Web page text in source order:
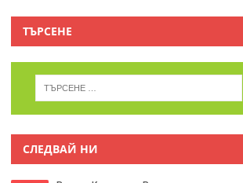
ТЪРСЕНЕ
СЛЕДВАЙ НИ